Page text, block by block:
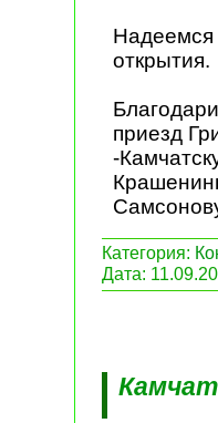
Надеемся
открытия.
приезд
-
Категория:
Дата: